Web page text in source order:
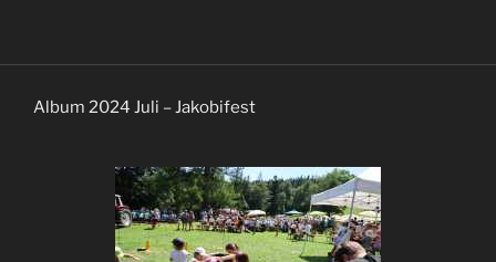
Album 2024 Juli – Jakobifest